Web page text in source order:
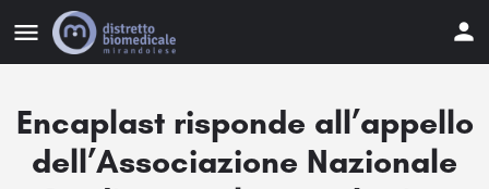
Encaplast risponde all’appello
dell’Associazione Nazionale